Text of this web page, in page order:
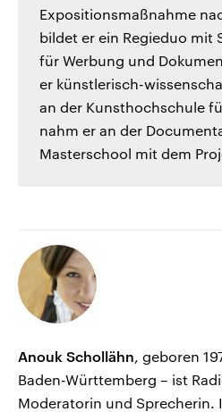
Expositionsmaßnahme
bildet er ein Regieduo mit
für Werbung und
er künstlerisch-
an der Kunsthochschule
nahm er an der
Masterschool mit dem
Anouk Schollähn, geboren
Baden-Württemberg – ist
Moderatorin und Sprecherin.